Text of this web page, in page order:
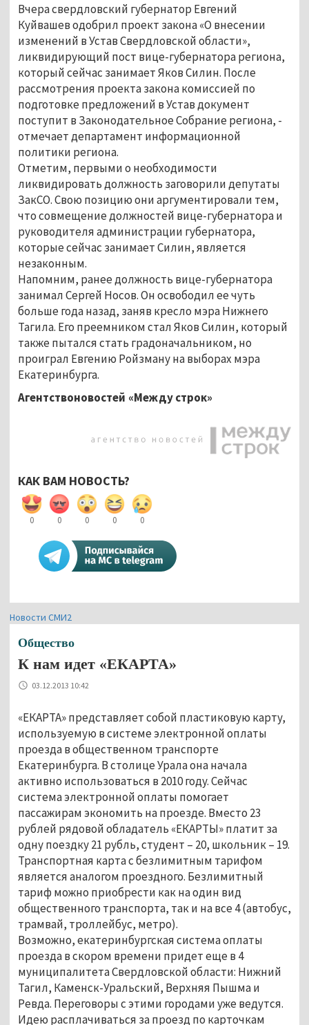
Вчера свердловский губернатор Евгений
Куйвашев одобрил проект закона «О внесении
изменений в Устав Свердловской области»,
ликвидирующий пост вице-губернатора региона,
который сейчас занимает Яков Силин. После
рассмотрения проекта закона комиссией по
подготовке предложений в Устав документ
поступит в Законодательное Собрание региона, -
отмечает департамент информационной
политики региона.
Отметим, первыми о необходимости
ликвидировать должность заговорили депутаты
ЗакСО. Свою позицию они аргументировали тем,
что совмещение должностей вице-губернатора и
руководителя администрации губернатора,
которые сейчас занимает Силин, является
незаконным.
Напомним, ранее должность вице-губернатора
занимал Сергей Носов. Он освободил ее чуть
больше года назад, заняв кресло мэра Нижнего
Тагила. Его преемником стал Яков Силин, который
также пытался стать градоначальником, но
проиграл Евгению Ройзману на выборах мэра
Екатеринбурга.
Агентствоновостей «Между строк»
КАК ВАМ НОВОСТЬ?
0 0 0 0 0
Новости СМИ2
Общество
К нам идет «ЕКАРТА»
03.12.2013 10:42
«ЕКАРТА» представляет собой пластиковую карту,
используемую в системе электронной оплаты
проезда в общественном транспорте
Екатеринбурга. В столице Урала она начала
активно использоваться в 2010 году. Сейчас
система электронной оплаты помогает
пассажирам экономить на проезде. Вместо 23
рублей рядовой обладатель «ЕКАРТЫ» платит за
одну поездку 21 рубль, студент – 20, школьник – 19.
Транспортная карта с безлимитным тарифом
является аналогом проездного. Безлимитный
тариф можно приобрести как на один вид
общественного транспорта, так и на все 4 (автобус,
трамвай, троллейбус, метро).
Возможно, екатеринбургская система оплаты
проезда в скором времени придет еще в 4
муниципалитета Свердловской области: Нижний
Тагил, Каменск-Уральский, Верхняя Пышма и
Ревда. Переговоры с этими городами уже ведутся.
Идею расплачиваться за проезд по карточкам